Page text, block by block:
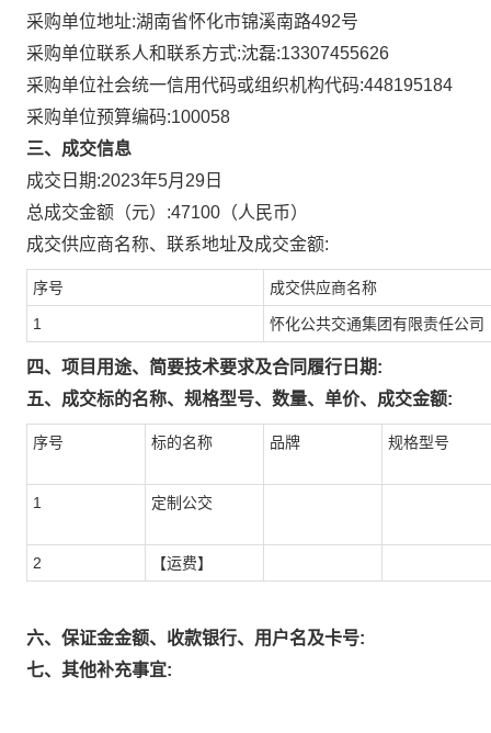
采购单位地址:湖南省怀化市锦溪南路492号
采购单位联系人和联系方式:沈磊:13307455626
采购单位社会统一信用代码或组织机构代码:448195184
采购单位预算编码:100058
三、成交信息
成交日期:2023年5月29日
总成交金额（元）:47100 （人民币）
成交供应商名称、联系地址及成交金额:
序号 成交供应商名称
1 怀化公共交通集团有限责任公司
四、项目用途、简要技术要求及合同履行日期:
五、成交标的名称、规格型号、数量、单价、成交金额:
序号 标的名称 品牌 规格型号
1 定制公交
2 【运费】
六、保证金金额、收款银行、用户名及卡号:
七、其他补充事宜: